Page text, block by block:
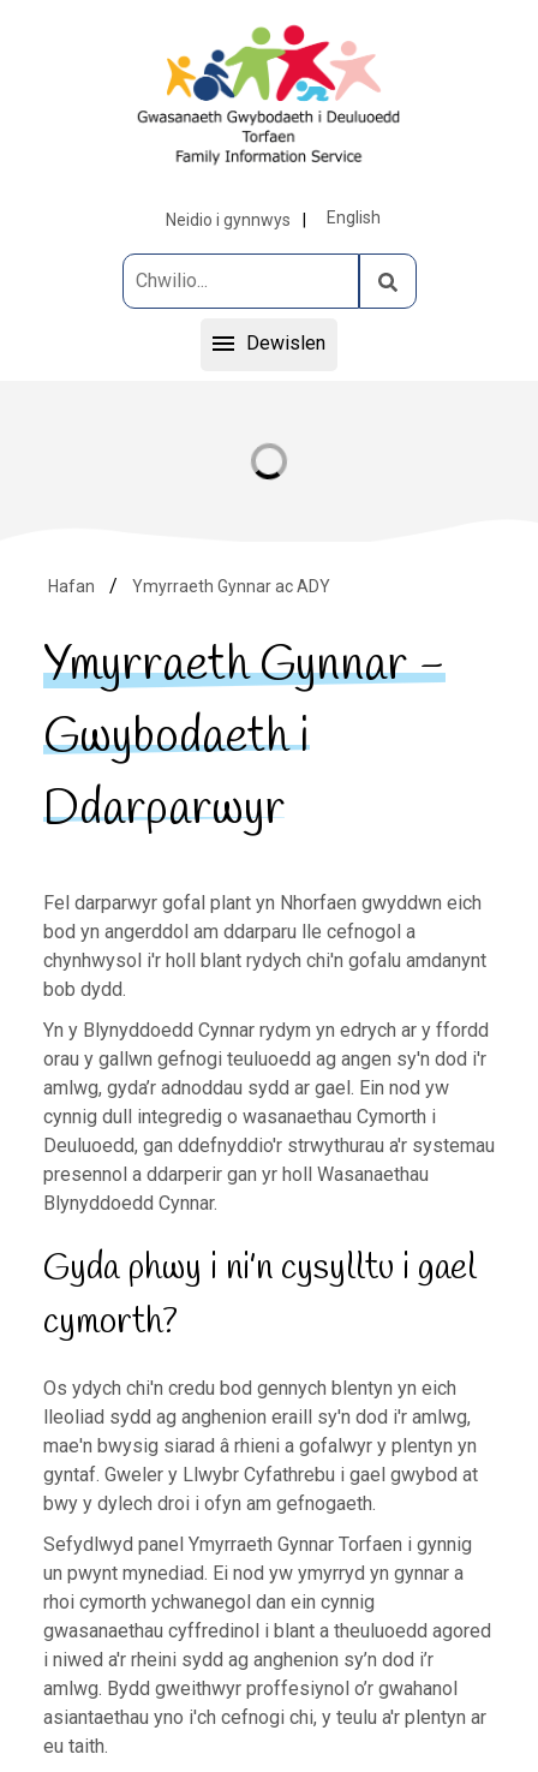
Neidio i gynnwys English
Dewislen
Hafan Ymyrraeth Gynnar ac ADY
Ymyrraeth Gynnar -
Gwybodaeth i
Ddarparwyr
Fel darparwyr gofal plant yn Nhorfaen gwyddwn eich
bod yn angerddol am ddarparu lle cefnogol a
chynhwysol i'r holl blant rydych chi'n gofalu amdanynt
bob dydd.
Yn y Blynyddoedd Cynnar rydym yn edrych ar y ffordd
orau y gallwn gefnogi teuluoedd ag angen sy'n dod i'r
amlwg, gyda’r adnoddau sydd ar gael. Ein nod yw
cynnig dull integredig o wasanaethau Cymorth i
Deuluoedd, gan ddefnyddio'r strwythurau a'r systemau
presennol a ddarperir gan yr holl Wasanaethau
Blynyddoedd Cynnar.
Gyda phwy i ni’n cysylltu i gael
cymorth?
Os ydych chi'n credu bod gennych blentyn yn eich
lleoliad sydd ag anghenion eraill sy'n dod i'r amlwg,
mae'n bwysig siarad â rhieni a gofalwyr y plentyn yn
gyntaf. Gweler y Llwybr Cyfathrebu i gael gwybod at
bwy y dylech droi i ofyn am gefnogaeth.
Sefydlwyd panel Ymyrraeth Gynnar Torfaen i gynnig
un pwynt mynediad. Ei nod yw ymyrryd yn gynnar a
rhoi cymorth ychwanegol dan ein cynnig
gwasanaethau cyffredinol i blant a theuluoedd agored
i niwed a'r rheini sydd ag anghenion sy’n dod i’r
amlwg. Bydd gweithwyr proffesiynol o’r gwahanol
asiantaethau yno i'ch cefnogi chi, y teulu a'r plentyn ar
eu taith.